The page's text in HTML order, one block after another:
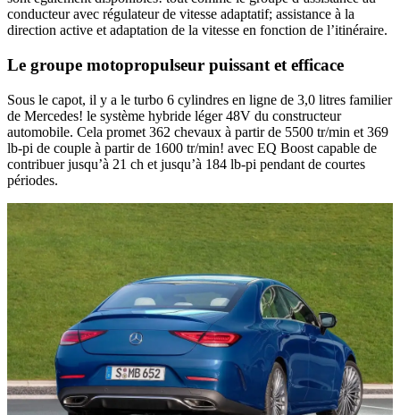
conducteur avec régulateur de vitesse adaptatif; assistance à la
direction active et adaptation de la vitesse en fonction de l’itinéraire.
Le groupe motopropulseur puissant et efficace
Sous le capot, il y a le turbo 6 cylindres en ligne de 3,0 litres familier
de Mercedes! le système hybride léger 48V du constructeur
automobile. Cela promet 362 chevaux à partir de 5500 tr/min et 369
lb-pi de couple à partir de 1600 tr/min! avec EQ Boost capable de
contribuer jusqu’à 21 ch et jusqu’à 184 lb-pi pendant de courtes
périodes.